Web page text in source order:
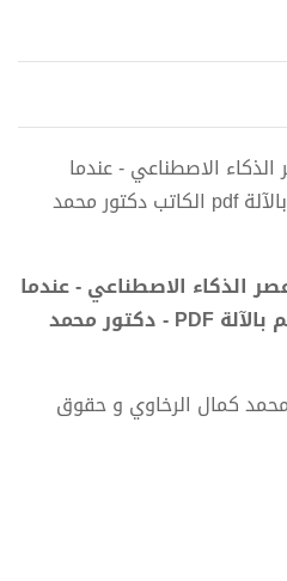
الاصطناعي - عندما
يحاكم الإنسان الآلة ويحاكم بالآلة pdf الكاتب دكتور محمد
الذكاء الاصطناعي - عندما
يحاكم الإنسان الآلة ويحاكم بالآلة PDF - دكتور محمد
كمال الرخاوي و حقوق